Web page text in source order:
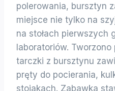
polerowania, bursztyn
miejsce nie tylko na
na stołach pierwszych
laboratoriów.
tarczki z bursztynu
pręty do pocierania,
stojakach. Zabawka